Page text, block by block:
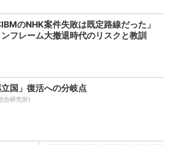
IBMのNHK案件失敗は既定路線だった」
フレーム大撤退時代のリスクと教訓
立国」復活への分岐点
合研究所)